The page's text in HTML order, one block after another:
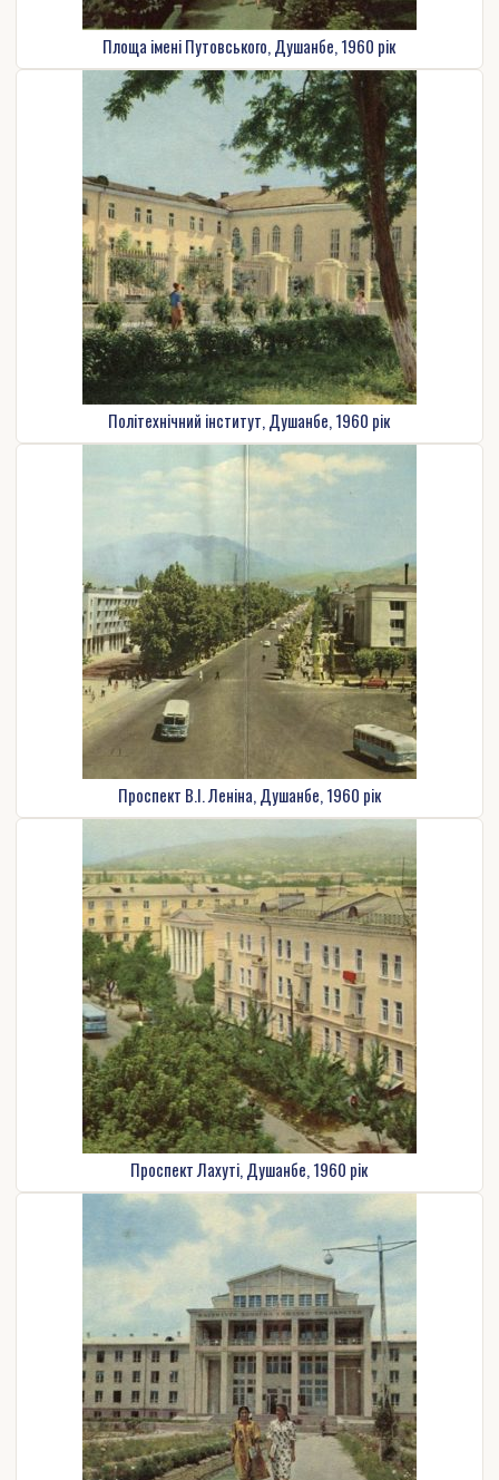
Площа імені Путовського, Душанбе, 1960 рік
Політехнічний інститут, Душанбе, 1960 рік
Проспект В.І. Леніна, Душанбе, 1960 рік
Проспект Лахуті, Душанбе, 1960 рік